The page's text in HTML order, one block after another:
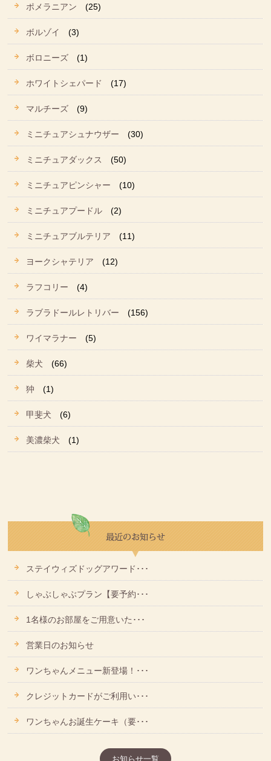
ポメラニアン (25)
ボルゾイ (3)
ボロニーズ (1)
ホワイトシェパード (17)
マルチーズ (9)
ミニチュアシュナウザー (30)
ミニチュアダックス (50)
ミニチュアピンシャー (10)
ミニチュアプードル (2)
ミニチュアブルテリア (11)
ヨークシャテリア (12)
ラフコリー (4)
ラブラドールレトリバー (156)
ワイマラナー (5)
柴犬 (66)
狆 (1)
甲斐犬 (6)
美濃柴犬 (1)
ステイウィズドッグアワード･･･
しゃぶしゃぶプラン【要予約･･･
1名様のお部屋をご用意いた･･･
営業日のお知らせ
ワンちゃんメニュー新登場！･･･
クレジットカードがご利用い･･･
ワンちゃんお誕生ケーキ（要･･･
お知らせ一覧